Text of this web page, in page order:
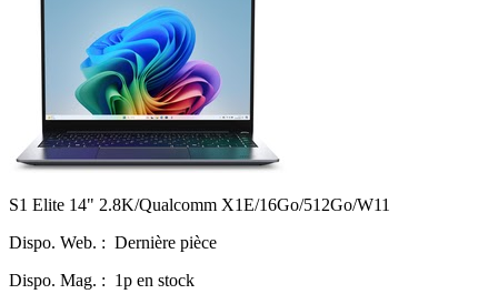
S1 Elite 14" 2.8K/Qualcomm X1E/16Go/512Go/W11
Dispo. Web. : Dernière pièce
Dispo. Mag. : 1p en stock